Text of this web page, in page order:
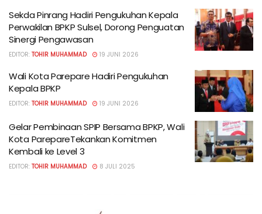
Sekda Pinrang Hadiri Pengukuhan Kepala
Perwakilan BPKP Sulsel, Dorong Penguatan
Sinergi Pengawasan
EDITOR: TOHIR MUHAMMAD 19 JUNI 2026
Wali Kota Parepare Hadiri Pengukuhan
Kepala BPKP
EDITOR: TOHIR MUHAMMAD 19 JUNI 2026
Gelar Pembinaan SPIP Bersama BPKP, Wali
Kota ParepareTekankan Komitmen
Kembali ke Level 3
EDITOR: TOHIR MUHAMMAD 8 JULI 2025